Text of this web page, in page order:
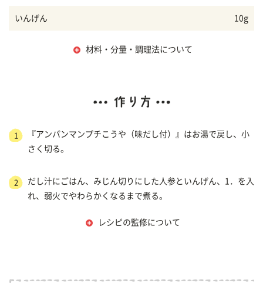
いんげん 10g
材料・分量・調理法について
1
『アンパンマンプチこうや（味だし付）』はお湯で戻し、小
さく切る。
2
だし汁にごはん、みじん切りにした人参といんげん、1．を入
れ、弱火でやわらかくなるまで煮る。
レシピの監修について